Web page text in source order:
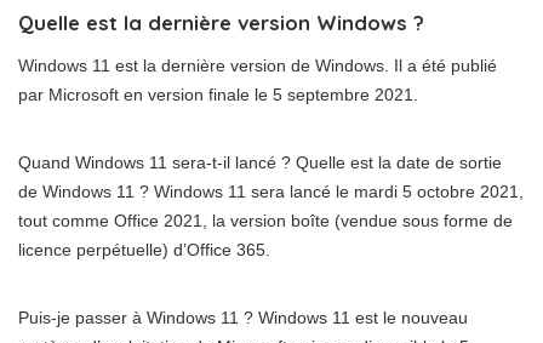
Quelle est la dernière version Windows ?
Windows 11 est la dernière version de Windows. Il a été publié
par Microsoft en version finale le 5 septembre 2021.
Quand Windows 11 sera-t-il lancé ? Quelle est la date de sortie
de Windows 11 ? Windows 11 sera lancé le mardi 5 octobre 2021,
tout comme Office 2021, la version boîte (vendue sous forme de
licence perpétuelle) d’Office 365.
Puis-je passer à Windows 11 ? Windows 11 est le nouveau